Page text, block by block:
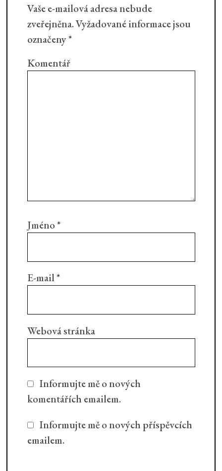
Vaše e-mailová adresa nebude
zveřejněna.Vyžadované informace jsou
označeny*
Komentář
Jméno*
E-mail*
Webová stránka
Informujte mě o nových
komentářích emailem.
Informujte mě o nových příspěvcích
emailem.